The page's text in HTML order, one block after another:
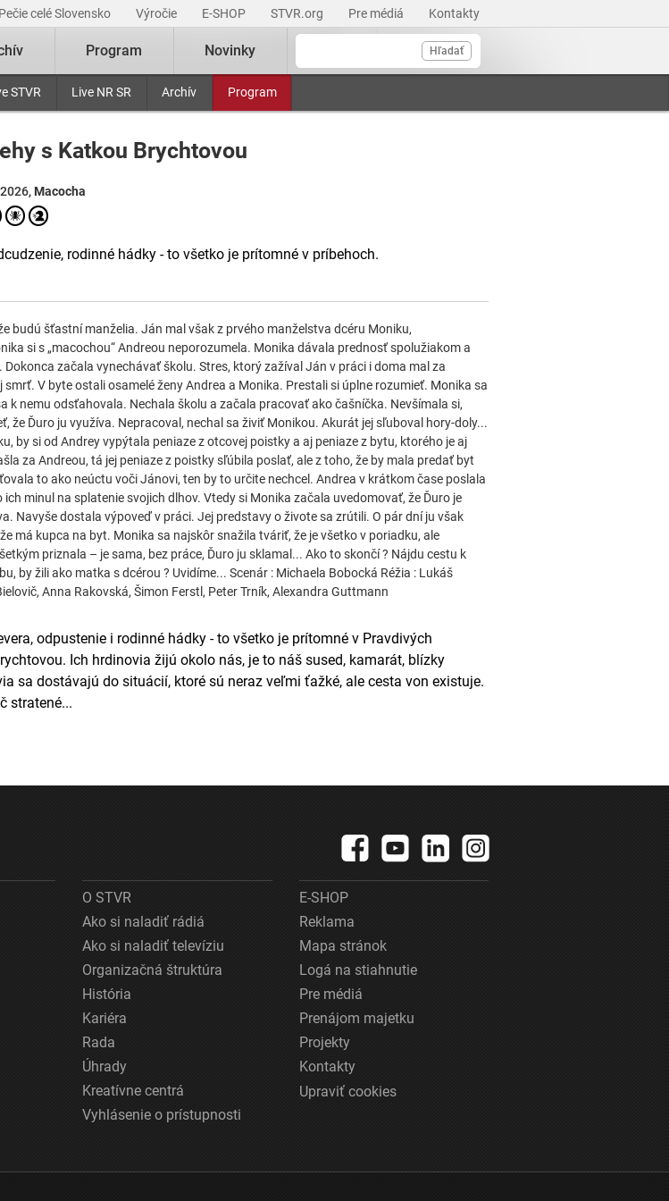
Pečie celé Slovensko Výročie E-SHOP STVR.org Pre médiá Kontakty
Hľadať
STVR Live NR SR Archív Program
Program Novinky
s Katkou Brychtovou
Macocha
rodinné hádky - to všetko je prítomné v príbehoch.
budú šťastní manželia. Ján mal však z prvého manželstva dcéru Moniku,
si s „macochou“ Andreou neporozumela. Monika dávala prednosť spolužiakom a
začala vynechávať školu. Stres, ktorý zažíval Ján v práci i doma mal za
V byte ostali osamelé ženy Andrea a Monika. Prestali si úplne rozumieť. Monika sa
k nemu odsťahovala. Nechala školu a začala pracovať ako čašníčka. Nevšímala si,
že Ďuro ju využíva. Nepracoval, nechal sa živiť Monikou. Akurát jej sľuboval hory-doly...
by si od Andrey vypýtala peniaze z otcovej poistky a aj peniaze z bytu, ktorého je aj
za Andreou, tá jej peniaze z poistky sľúbila poslať, ale z toho, že by mala predať byt
to ako neúctu voči Jánovi, ten by to určite nechcel. Andrea v krátkom čase poslala
ich minul na splatenie svojich dlhov. Vtedy si Monika začala uvedomovať, že Ďuro je
Navyše dostala výpoveď v práci. Jej predstavy o živote sa zrútili. O pár dní ju však
má kupca na byt. Monika sa najskôr snažila tváriť, že je všetko v poriadku, ale
priznala – je sama, bez práce, Ďuro ju sklamal... Ako to skončí ? Nájdu cestu k
by žili ako matka s dcérou ? Uvidíme... Scenár : Michaela Bobocká Réžia : Lukáš
Anna Rakovská, Šimon Ferstl, Peter Trník, Alexandra Guttmann
odpustenie i rodinné hádky - to všetko je prítomné v Pravdivých
Ich hrdinovia žijú okolo nás, je to náš sused, kamarát, blízky
sa dostávajú do situácií, ktoré sú neraz veľmi ťažké, ale cesta von existuje.
stratené...
O STVR
Ako si naladiť rádiá
Ako si naladiť televíziu
Organizačná štruktúra
História
Kariéra
Rada
Úhrady
Kreatívne centrá
Vyhlásenie o prístupnosti
E-SHOP
Reklama
Mapa stránok
Logá na stiahnutie
Pre médiá
Prenájom majetku
Projekty
Kontakty
Upraviť cookies